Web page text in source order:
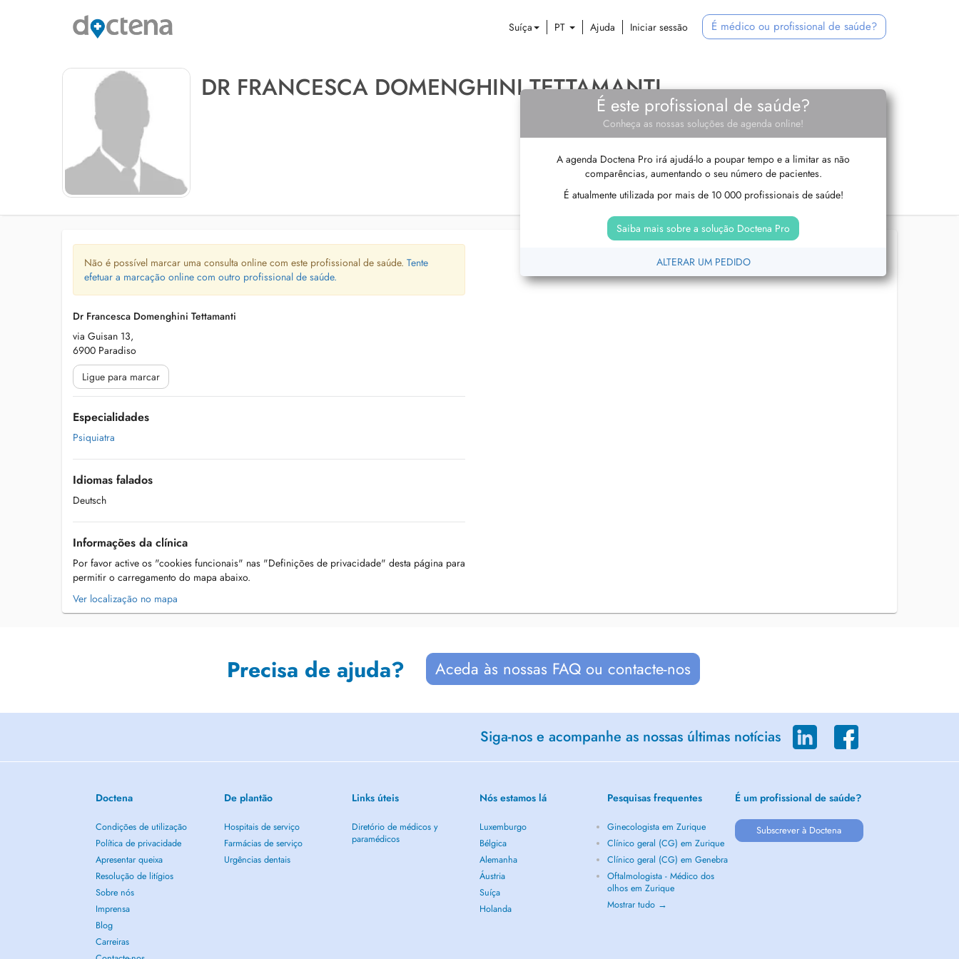
Suíça PT Ajuda Iniciar sessão É médico ou profissional de saúde?
DR FRANCESCA DOMENGHINI TETTAMANTI
É este profissional de saúde?
Conheça as nossas soluções de agenda online!
A agenda Doctena Pro irá ajudá-lo a poupar tempo e a limitar as não
comparências, aumentando o seu número de pacientes.
É atualmente utilizada por mais de 10 000 profissionais de saúde!
Saiba mais sobre a solução Doctena Pro
ALTERAR UM PEDIDO
Não é possível marcar uma consulta online com este profissional de saúde. Tente
efetuar a marcação online com outro profissional de saúde.
Dr Francesca Domenghini Tettamanti
via Guisan 13,
6900 Paradiso
Ligue para marcar
Especialidades
Psiquiatra
Idiomas falados
Deutsch
Informações da clínica
Por favor active os "cookies funcionais" nas "Definições de privacidade" desta página para
permitir o carregamento do mapa abaixo.
Ver localização no mapa
Precisa de ajuda? Aceda às nossas FAQ ou contacte-nos
Siga-nos e acompanhe as nossas últimas notícias
Doctena
Condições de utilização
Política de privacidade
Apresentar queixa
Resolução de litígios
Sobre nós
Imprensa
Blog
Carreiras
De plantão
Hospitais de serviço
Farmácias de serviço
Urgências dentais
Links úteis
Diretório de médicos y
paramédicos
Nós estamos lá
Luxemburgo
Bélgica
Alemanha
Áustria
Suíça
Holanda
Pesquisas frequentes
Ginecologista em Zurique
Clínico geral (CG) em Zurique
Clínico geral (CG) em Genebra
Oftalmologista - Médico dos
olhos em Zurique
Mostrar tudo →
É um profissional de saúde?
Subscrever à Doctena